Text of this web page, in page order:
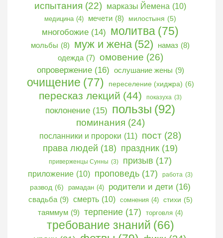
испытания (22) марказы Йемена (10)
медицина (4) мечети (8) милостыня (5)
многобожие (14) молитва (75)
мольбы (8) муж и жена (52) намаз (8)
одежда (7) омовение (26)
опровержение (16) ослушание жены (9)
очищение (77) переселение (хиджра) (6)
пересказ лекций (44) показуха (3)
поклонение (15) пользы (92)
поминания (24)
посланники и пророки (11) пост (28)
права людей (18) праздник (19)
приверженцы Сунны (3) призыв (17)
приложение (10) проповедь (17) работа (3)
развод (6) рамадан (4) родители и дети (16)
свадьба (9) смерть (10) сомнения (4) стихи (5)
таяммум (9) терпение (17) торговля (4)
требование знаний (66)